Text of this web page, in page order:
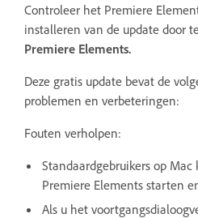
Controleer het Premiere
installeren van de update door
Premiere Elements.
Deze gratis update bevat de
problemen en verbeteringen:
Fouten verholpen:
Standaardgebruikers op
Premiere Elements starten
Als u het